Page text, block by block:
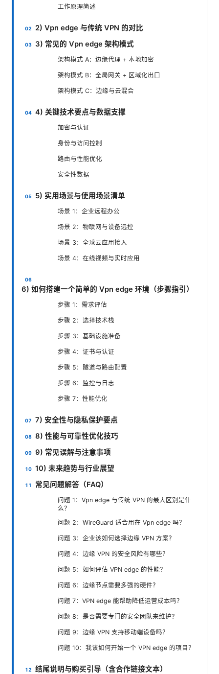
工作原理简述
2) Vpn edge 与传统 VPN 的对比
3) 常见的 Vpn edge 架构模式
架构模式 A：边缘代理 + 本地加密
架构模式 B：全局网关 + 区域化出口
架构模式 C：边缘与云混合
4) 关键技术要点与数据支撑
加密与认证
身份与访问控制
路由与性能优化
安全性数据
5) 实用场景与使用场景清单
场景 1：企业远程办公
场景 2：物联网与设备远控
场景 3：全球云应用接入
场景 4：在线视频与实时应用
6) 如何搭建一个简单的 Vpn edge 环境（步骤指引）
步骤 1：需求评估
步骤 2：选择技术栈
步骤 3：基础设施准备
步骤 4：证书与认证
步骤 5：隧道与路由配置
步骤 6：监控与日志
步骤 7：性能优化
7) 安全性与隐私保护要点
8) 性能与可靠性优化技巧
9) 常见误解与注意事项
10) 未来趋势与行业展望
常见问题解答（FAQ）
问题 1：Vpn edge 与传统 VPN 的最大区别是什
么？
问题 2：WireGuard 适合用在 Vpn edge 吗？
问题 3：企业该如何选择边缘 VPN 方案？
问题 4：边缘 VPN 的安全风险有哪些？
问题 5：如何评估 VPN edge 的性能？
问题 6：边缘节点需要多强的硬件？
问题 7：VPN edge 能帮助降低运营成本吗？
问题 8：是否需要专门的安全团队来维护？
问题 9：边缘 VPN 支持移动端设备吗？
问题 10：我该如何开始一个 VPN edge 的项目？
结尾说明与购买引导（含合作链接文本）